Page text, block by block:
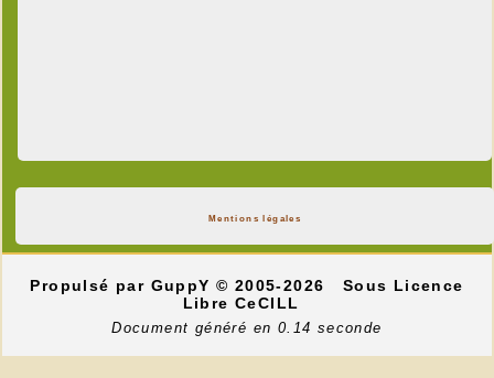
Mentions légales
Propulsé par GuppY© 2005-2026
Sous Licence
Libre CeCILL
Document généré en 0.14 seconde